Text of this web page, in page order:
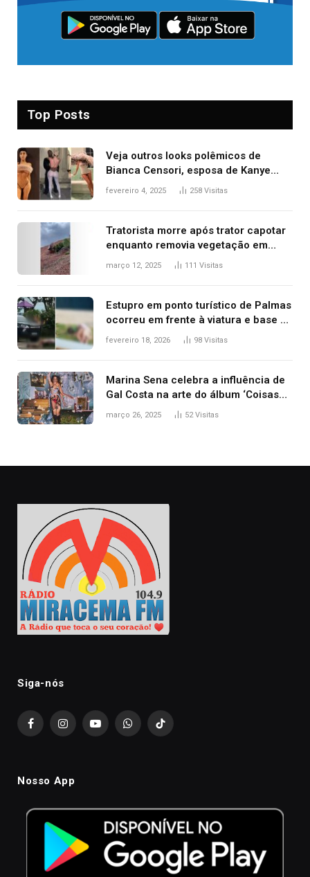
Top Posts
Veja outros looks polêmicos de
Bianca Censori, esposa de Kanye
West que apareceu nua no Grammy
fevereiro 4, 2025 258 Visitas
Tratorista morre após trator capotar
enquanto removia vegetação em
ribanceira de rodovia
março 12, 2025 111 Visitas
Estupro em ponto turístico de Palmas
ocorreu em frente à viatura e base de
segurança; polícia investiga
fevereiro 18, 2026 98 Visitas
Marina Sena celebra a influência de
Gal Costa na arte do álbum ‘Coisas
naturais’
março 26, 2025 52Visitas
Siga-nós
FacebookInstagramYouTubeWhatsAppTikTok
Nosso App